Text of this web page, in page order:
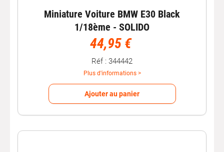
Miniature Voiture BMW E30 Black
1/18ème - SOLIDO
44,95 €
Réf : 344442
Plus d'informations >
Ajouter au panier